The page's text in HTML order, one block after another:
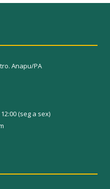
Anapu/PA
(seg a sex)